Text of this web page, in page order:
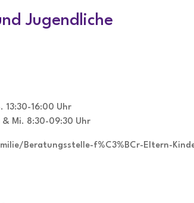
Jugendliche
13:30-16:00 Uhr
& Mi. 8:30-09:30 Uhr
Beratungsstelle-f%C3%BCr-Eltern-